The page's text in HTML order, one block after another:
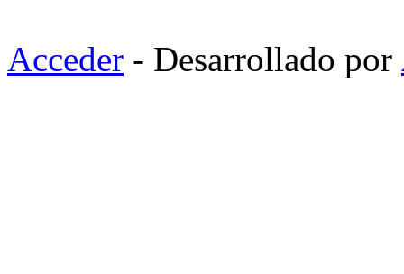
Acceder - Desarrollado por